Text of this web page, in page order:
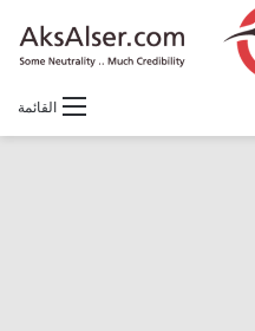
القائمة